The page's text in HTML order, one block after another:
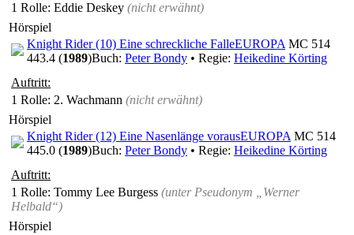
1 Rolle: Eddie Deskey (nicht erwähnt)
Hörspiel
Knight Rider (10) Eine schreckliche FalleEUROPA MC 514
443.4 (1989)Buch: Peter Bondy • Regie: Heikedine Körting
Auftritt:
1 Rolle: 2. Wachmann (nicht erwähnt)
Hörspiel
Knight Rider (12) Eine Nasenlänge vorausEUROPA MC 514
445.0 (1989)Buch: Peter Bondy • Regie: Heikedine Körting
Auftritt:
1 Rolle: Tommy Lee Burgess (unter Pseudonym
„Werner
Helbald“)
Hörspiel